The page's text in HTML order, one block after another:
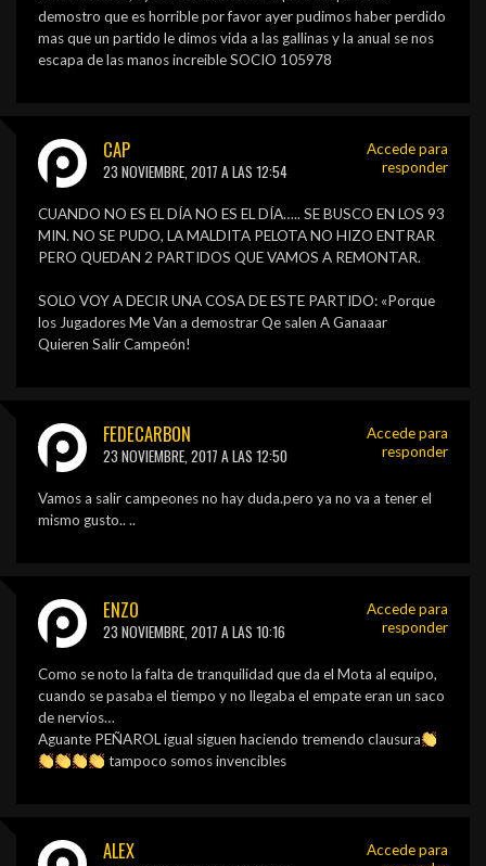
demostro que es horrible por favor ayer pudimos haber perdido
mas que un partido le dimos vida a las gallinas y la anual se nos
escapa de las manos increible SOCIO 105978
CAP
23 NOVIEMBRE, 2017 A LAS 12:54
CUANDO NO ES EL DÍA NO ES EL DÍA….. SE BUSCO EN LOS 93
MIN. NO SE PUDO, LA MALDITA PELOTA NO HIZO ENTRAR
PERO QUEDAN 2 PARTIDOS QUE VAMOS A REMONTAR.
SOLO VOY A DECIR UNA COSA DE ESTE PARTIDO: «Porque
los Jugadores Me Van a demostrar Qe salen A Ganaaar
Quieren Salir Campeón!
Accede para
responder
FEDECARBON
23 NOVIEMBRE, 2017 A LAS 12:50
Vamos a salir campeones no hay duda.pero ya no va a tener el
mismo gusto.. ..
Accede para
responder
ENZO
23 NOVIEMBRE, 2017 A LAS 10:16
Como se noto la falta de tranquilidad que da el Mota al equipo,
cuando se pasaba el tiempo y no llegaba el empate eran un saco
de nervios…
Aguante PEÑAROL igual siguen haciendo tremendo clausura
tampoco somos invencibles
Accede para
responder
ALEX
Accede para